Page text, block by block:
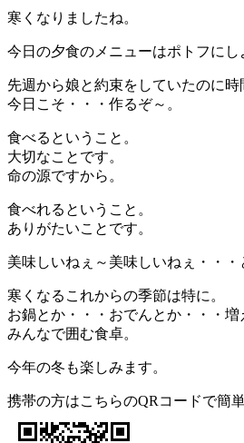
寒くなりましたね。
今日の夕食のメニューはポトフにし
先週から娘と約束をしていたのに
今日こそ・・・作るぞ～。
食べるということ。
大切なことです。
命の源ですから。
食べれるということ。
ありがたいことです。
美味しいねぇ～美味しいねぇ・・
寒くなるこれからの季節は特に。
お鍋とか・・・おでんとか・・・増
みんなで囲む食卓。
今年の冬も楽しみます。
携帯の方はこちらのQRコードで簡